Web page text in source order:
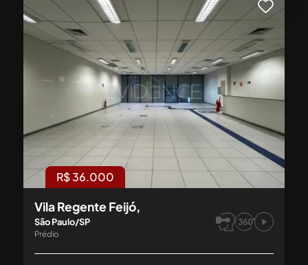
R$ 36.000
Vila Regente Feijó,
São Paulo/SP
Prédio